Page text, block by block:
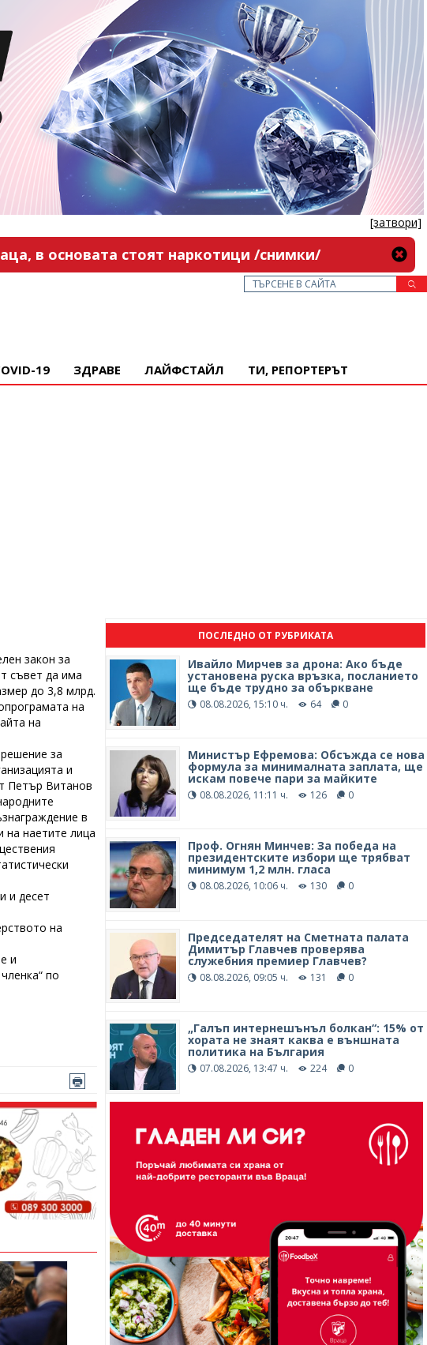
[затвори]
в основата стоят наркотици /снимки/
19 ЗДРАВЕ ЛАЙФСТАЙЛ ТИ, РЕПОРТЕРЪТ
закон за
съвет да има
до 3,8 млрд.
на
на
за
и
Петър Витанов
в
на наетите лица
и десет
на
и
по
ПОСЛЕДНО ОТ РУБРИКАТА
Ивайло Мирчев за дрона: Ако бъде
установена руска връзка, посланието
ще бъде трудно за объркване
08.08.2026, 15:10 ч. 64 0
Министър Ефремова: Обсъжда се нова
формула за минималната заплата, ще
искам повече пари за майките
08.08.2026, 11:11 ч. 126 0
Проф. Огнян Минчев: За победа на
президентските избори ще трябват
минимум 1,2 млн. гласа
08.08.2026, 10:06 ч. 130 0
Председателят на Сметната палата
Димитър Главчев проверява
служебния премиер Главчев?
08.08.2026, 09:05 ч. 131 0
„Галъп интернешънъл болкан“: 15% от
хората не знаят каква е външната
политика на България
07.08.2026, 13:47 ч. 224 0